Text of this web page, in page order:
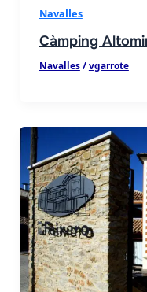
Navalles
Càmping
Navalles/vgarrote